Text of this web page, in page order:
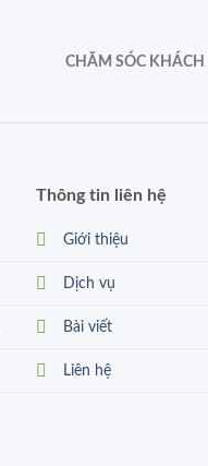
CHĂM SÓC
Thông tin liên hệ
Giới thiệu
Dịch vụ
Bài viết
Liên hệ